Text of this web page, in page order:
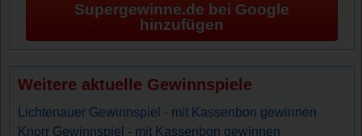
Supergewinne.de bei Google
hinzufügen
Weitere aktuelle Gewinnspiele
Lichtenauer Gewinnspiel - mit Kassenbon gewinnen
Knorr Gewinnspiel - mit Kassenbon gewinnen